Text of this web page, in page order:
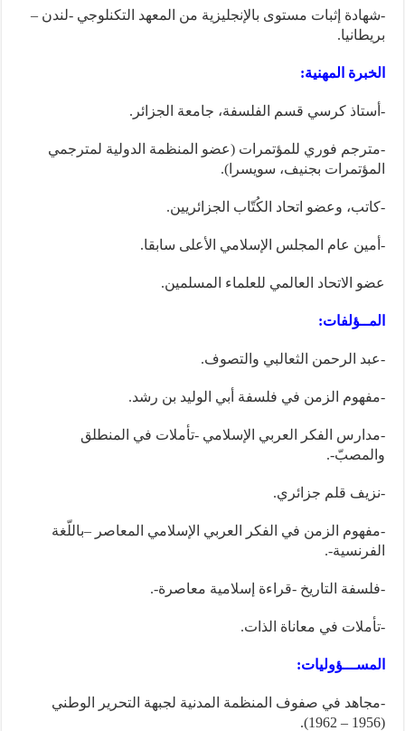
-شهادة إثبات مستوى بالإنجليزية من المعهد التكنلوجي -لندن –
بريطانيا.
الخبرة المهنية:
-أستاذ كرسي قسم الفلسفة، جامعة الجزائر.
-مترجم فوري للمؤتمرات (عضو المنظمة الدولية لمترجمي
المؤتمرات بجنيف، سويسرا).
-كاتب، وعضو اتحاد الكُتّاب الجزائريين.
-أمين عام المجلس الإسلامي الأعلى سابقا.
عضو الاتحاد العالمي للعلماء المسلمين.
المــؤلفات:
-عبد الرحمن الثعالبي والتصوف.
-مفهوم الزمن في فلسفة أبي الوليد بن رشد.
-مدارس الفكر العربي الإسلامي -تأملات في المنطلق
والمصبّ-.
-نزيف قلم جزائري.
-مفهوم الزمن في الفكر العربي الإسلامي المعاصر –باللّغة
الفرنسية-.
-فلسفة التاريخ -قراءة إسلامية معاصرة-.
-تأملات في معاناة الذات.
المســـؤوليات:
-مجاهد في صفوف المنظمة المدنية لجبهة التحرير الوطني
(1956 – 1962).